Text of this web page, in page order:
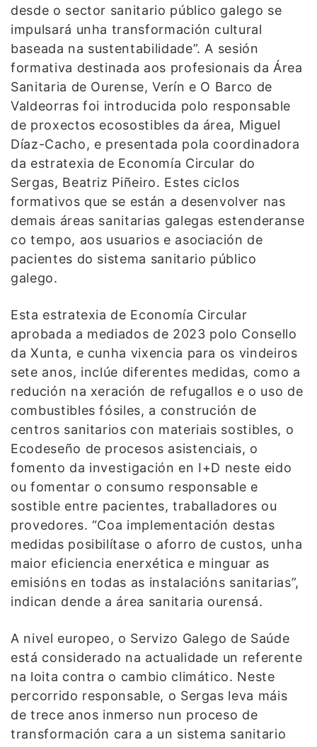
desde o sector sanitario público galego se
impulsará unha transformación cultural
baseada na sustentabilidade”. A sesión
formativa destinada aos profesionais da Área
Sanitaria de Ourense, Verín e O Barco de
Valdeorras foi introducida polo responsable
de proxectos ecosostibles da área, Miguel
Díaz-Cacho, e presentada pola coordinadora
da estratexia de Economía Circular do
Sergas, Beatriz Piñeiro. Estes ciclos
formativos que se están a desenvolver nas
demais áreas sanitarias galegas estenderanse
co tempo, aos usuarios e asociación de
pacientes do sistema sanitario público
galego.
Esta estratexia de Economía Circular
aprobada a mediados de 2023 polo Consello
da Xunta, e cunha vixencia para os vindeiros
sete anos, inclúe diferentes medidas, como a
redución na xeración de refugallos e o uso de
combustibles fósiles, a construción de
centros sanitarios con materiais sostibles, o
Ecodeseño de procesos asistenciais, o
fomento da investigación en I+D neste eido
ou fomentar o consumo responsable e
sostible entre pacientes, traballadores ou
provedores. “Coa implementación destas
medidas posibilítase o aforro de custos, unha
maior eficiencia enerxética e minguar as
emisións en todas as instalacións sanitarias”,
indican dende a área sanitaria ourensá.
A nivel europeo, o Servizo Galego de Saúde
está considerado na actualidade un referente
na loita contra o cambio climático. Neste
percorrido responsable, o Sergas leva máis
de trece anos inmerso nun proceso de
transformación cara a un sistema sanitario